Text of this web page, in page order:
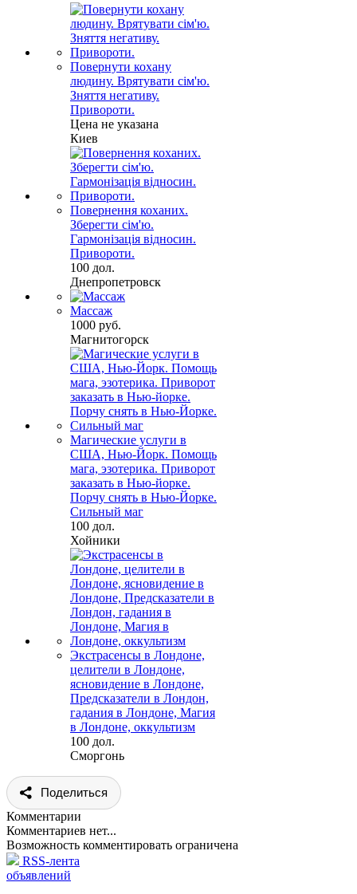
Повернути кохану
людину. Врятувати сім'ю.
Зняття негативу.
Привороти.
Цена не указана
Киев
Повернення коханих.
Зберегти сім'ю.
Гармонізація відносин.
Привороти.
100 дол.
Днепропетровск
Массаж
1000 руб.
Магнитогорск
Магические услуги в
США, Нью-Йорк. Помощь
мага, эзотерика. Приворот
заказать в Нью-йорке.
Порчу снять в Нью-Йорке.
Сильный маг
100 дол.
Хойники
Экстрасенсы в Лондоне,
целители в Лондоне,
ясновидение в Лондоне,
Предсказатели в Лондон,
гадания в Лондоне, Магия
в Лондоне, оккультизм
100 дол.
Сморгонь
Поделиться
Комментарии
Комментариев нет...
Возможность комментировать ограничена
RSS-лента
объявлений